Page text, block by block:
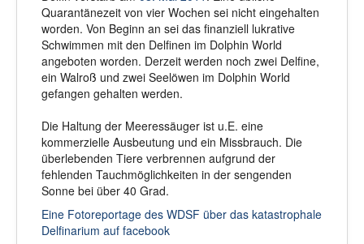
Quarantänezeit von vier Wochen sei nicht eingehalten
worden. Von Beginn an sei das finanziell lukrative
Schwimmen mit den Delfinen im Dolphin World
angeboten worden. Derzeit werden noch zwei Delfine,
ein Walroß und zwei Seelöwen im Dolphin World
gefangen gehalten werden.
Die Haltung der Meeressäuger ist u.E. eine
kommerzielle Ausbeutung und ein Missbrauch. Die
überlebenden Tiere verbrennen aufgrund der
fehlenden Tauchmöglichkeiten in der sengenden
Sonne bei über 40 Grad.
Eine Fotoreportage des WDSF über das katastrophale
Delfinarium auf facebook